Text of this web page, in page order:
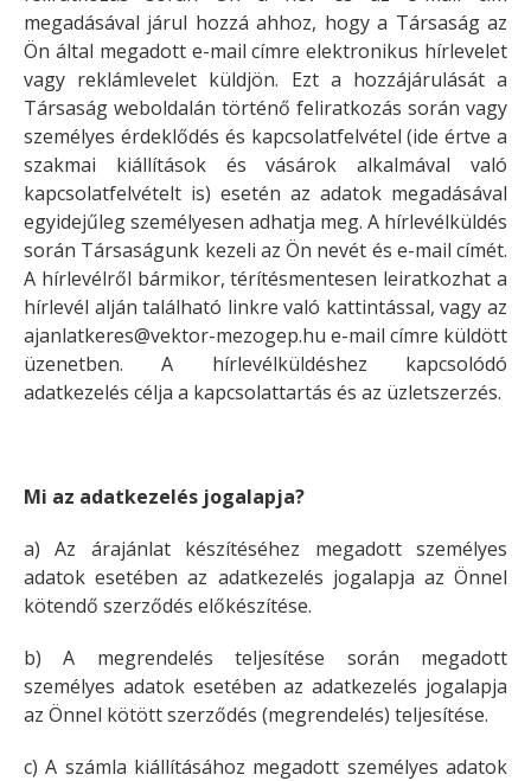
megadásával járul hozzá ahhoz, hogy a Társaság az
Ön által megadott e-mail címre elektronikus hírlevelet
vagy reklámlevelet küldjön. Ezt a hozzájárulását a
Társaság weboldalán történő feliratkozás során vagy
személyes érdeklődés és kapcsolatfelvétel (ide értve a
szakmai kiállítások és vásárok alkalmával való
kapcsolatfelvételt is) esetén az adatok megadásával
egyidejűleg személyesen adhatja meg. A hírlevélküldés
során Társaságunk kezeli az Ön nevét és e-mail címét.
A hírlevélről bármikor, térítésmentesen leiratkozhat a
hírlevél alján található linkre való kattintással, vagy az
ajanlatkeres@vektor-mezogep.hu e-mail címre küldött
üzenetben. A hírlevélküldéshez kapcsolódó
adatkezelés célja a kapcsolattartás és az üzletszerzés.
Mi az adatkezelés jogalapja?
a) Az árajánlat készítéséhez megadott személyes
adatok esetében az adatkezelés jogalapja az Önnel
kötendő szerződés előkészítése.
b) A megrendelés teljesítése során megadott
személyes adatok esetében az adatkezelés jogalapja
az Önnel kötött szerződés (megrendelés) teljesítése.
c) A számla kiállításához megadott személyes adatok